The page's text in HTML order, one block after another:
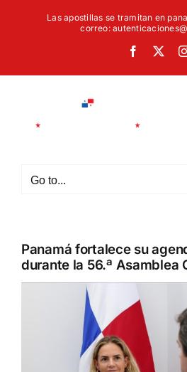
Las apostillas se tramitan en
correo:
Facebook
Go to...
Panamá fortalece su
durante la 56.ª Asamblea